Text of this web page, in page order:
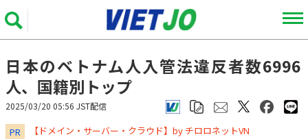
日本のベトナム人入管法違反者数6996
人、国籍別トップ
2025/03/20 05:56 JST配信
PR ​​​​​​​【ドメイン・サーバー・クラウド】by チロロネットVN